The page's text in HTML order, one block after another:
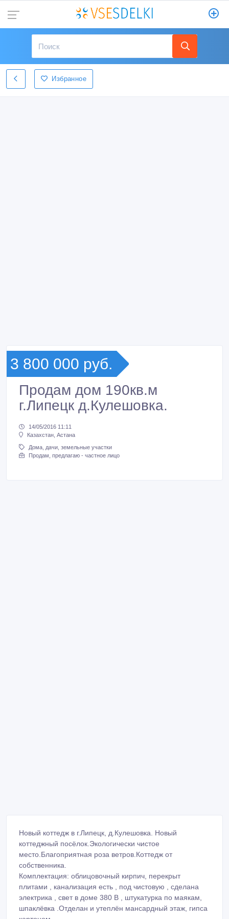
Избранное
3 800 000 руб.
Продам дом 190кв.м
г.Липецк д.Кулешовка.
14/05/2016 11:11
Казахстан, Астана
Дома, дачи, земельные участки
Продам, предлагаю - частное лицо
Новый коттедж в г.Липецк, д.Кулешовка. Новый
коттеджный посёлок.Экологически чистое
место.Благоприятная роза ветров.Коттедж от
собственника.
Комплектация: облицовочный кирпич, перекрыт
плитами , канализация есть , под чистовую , сделана
электрика , свет в доме 380 В , штукатурка по маякам,
шпаклёвка .Отделан и утеплён мансардный этаж, гипса